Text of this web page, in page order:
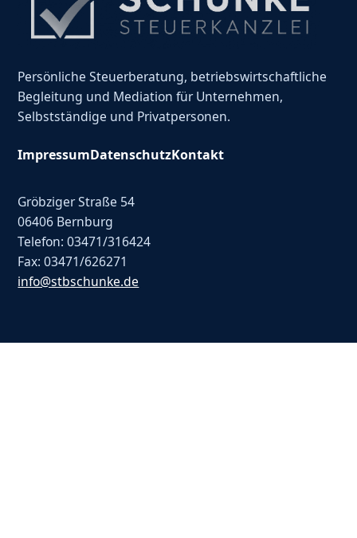
Persönliche Steuerberatung, betriebswirtschaftliche
Begleitung und Mediation für Unternehmen,
Selbstständige und Privatpersonen.
ImpressumDatenschutzKontakt
Gröbziger Straße 54
06406 Bernburg
Telefon: 03471/316424
Fax: 03471/626271
info@stbschunke.de